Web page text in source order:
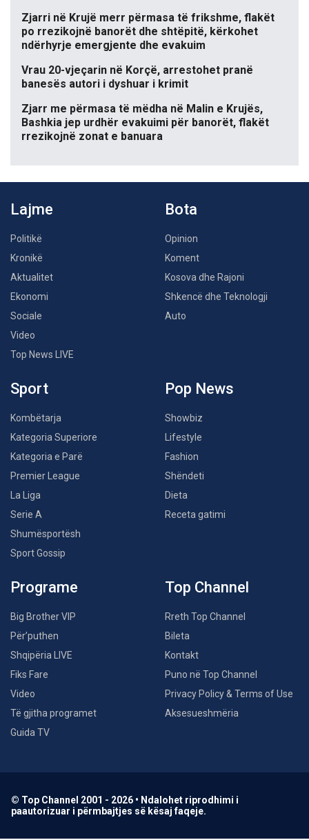
Zjarri në Krujë merr përmasa të frikshme, flakët
po rrezikojnë banorët dhe shtëpitë, kërkohet
ndërhyrje emergjente dhe evakuim
Vrau 20-vjeçarin në Korçë, arrestohet pranë
banesës autori i dyshuar i krimit
Zjarr me përmasa të mëdha në Malin e Krujës,
Bashkia jep urdhër evakuimi për banorët, flakët
rrezikojnë zonat e banuara
Lajme
Politikë
Kronikë
Aktualitet
Ekonomi
Sociale
Video
Top News LIVE
Bota
Opinion
Koment
Kosova dhe Rajoni
Shkencë dhe Teknologji
Auto
Sport
Kombëtarja
Kategoria Superiore
Kategoria e Parë
Premier League
La Liga
Serie A
Shumësportësh
Sport Gossip
Pop News
Showbiz
Lifestyle
Fashion
Shëndeti
Dieta
Receta gatimi
Programe
Big Brother VIP
Për’puthen
Shqipëria LIVE
Fiks Fare
Video
Të gjitha programet
Guida TV
Top Channel
Rreth Top Channel
Bileta
Kontakt
Puno në Top Channel
Privacy Policy & Terms of Use
Aksesueshmëria
© Top Channel 2001 - 2026 • Ndalohet riprodhimi i
paautorizuar i përmbajtjes së kësaj faqeje.